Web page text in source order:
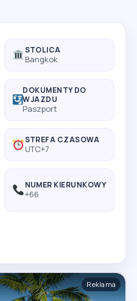
STOLICA
Bangkok
DOKUMENTY DO
WJAZDU
Paszport
STREFA CZASOWA
UTC+7
NUMER KIERUNKOWY
+66
Reklama